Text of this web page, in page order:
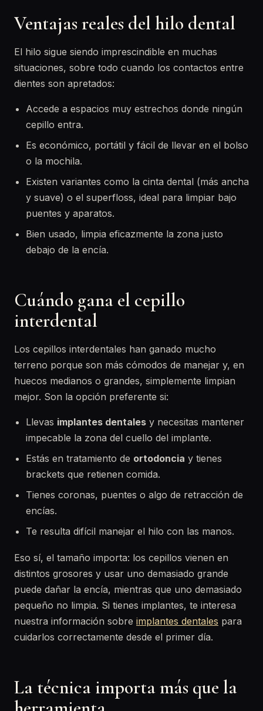
Ventajas reales del hilo dental
El hilo sigue siendo imprescindible en muchas
situaciones, sobre todo cuando los contactos entre
dientes son apretados:
Accede a espacios muy estrechos donde ningún
cepillo entra.
Es económico, portátil y fácil de llevar en el bolso
o la mochila.
Existen variantes como la cinta dental (más ancha
y suave) o el superfloss, ideal para limpiar bajo
puentes y aparatos.
Bien usado, limpia eficazmente la zona justo
debajo de la encía.
Cuándo gana el cepillo
interdental
Los cepillos interdentales han ganado mucho
terreno porque son más cómodos de manejar y, en
huecos medianos o grandes, simplemente limpian
mejor. Son la opción preferente si:
Llevas implantes dentales y necesitas mantener
impecable la zona del cuello del implante.
Estás en tratamiento de ortodoncia y tienes
brackets que retienen comida.
Tienes coronas, puentes o algo de retracción de
encías.
Te resulta difícil manejar el hilo con las manos.
Eso sí, el tamaño importa: los cepillos vienen en
distintos grosores y usar uno demasiado grande
puede dañar la encía, mientras que uno demasiado
pequeño no limpia. Si tienes implantes, te interesa
nuestra información sobre implantes dentales para
cuidarlos correctamente desde el primer día.
La técnica importa más que la